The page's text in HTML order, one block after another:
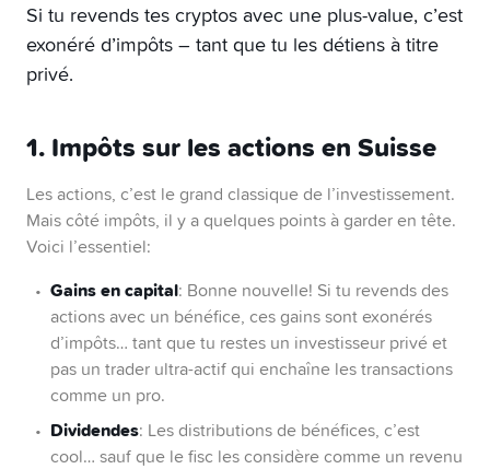
4. Garde un œil sur l’impôt sur la fortune
Plus ton portefeuille grossit, plus ton canton
voudra sa part du gâteau. Diversifier tes
5. Optimise ta stratégie ETF
dividendes (capitalisés) peuvent être plus
avantageux fiscalement que ceux qui les
distribuent. Moins de paperasse, plus d’efficacité.
En bref?
Quelques ajustements malins peuvent
faire une vraie différence pour ton portefeuille!
Si tu revends tes cryptos avec une plus-value, c’est
exonéré d’impôts – tant que tu les détiens à titre
privé.
1. Impôts sur les actions en Suisse
Les actions, c’est le grand classique de l’investissement.
Mais côté impôts, il y a quelques points à garder en tête.
Voici l’essentiel:
Gains en capital: Bonne nouvelle! Si tu revends des
actions avec un bénéfice, ces gains sont exonérés
d’impôts… tant que tu restes un investisseur privé et
pas un trader ultra-actif qui enchaîne les transactions
comme un pro.
Dividendes: Les distributions de bénéfices, c’est
cool… sauf que le fisc les considère comme un revenu